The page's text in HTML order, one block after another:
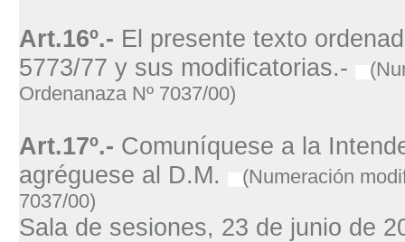
Art.16º.- El presente texto
5773/77 y sus modificatorias.-
Ordenanaza Nº 7037/00)
Art.17º.- Comuníquese a la
agréguese al D.M.
(Numeración
7037/00)
Sala de sesiones, 23 de junio de